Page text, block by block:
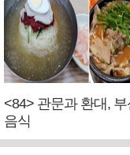
<84> 관문과 환대,
음식